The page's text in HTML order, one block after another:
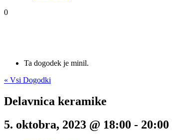
0
Ta dogodek je minil.
« Vsi Dogodki
Delavnica keramike
5. oktobra, 2023 @ 18:00 - 20:00